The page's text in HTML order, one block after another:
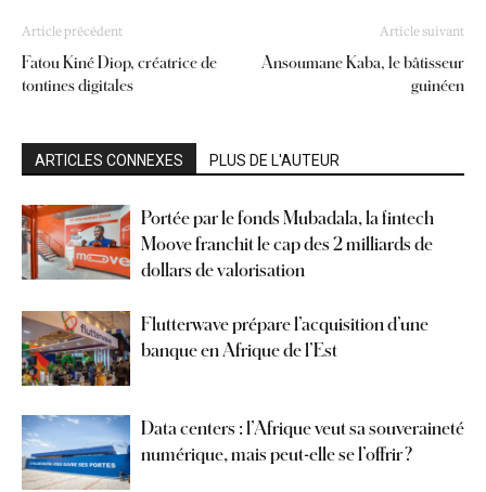
Article précédent
Fatou Kiné Diop, créatrice de
tontines digitales
Article suivant
Ansoumane Kaba, le bâtisseur
guinéen
ARTICLES CONNEXES PLUS DE L'AUTEUR
Portée par le fonds Mubadala, la fintech
Moove franchit le cap des 2 milliards de
dollars de valorisation
Flutterwave prépare l’acquisition d’une
banque en Afrique de l’Est
Data centers : l’Afrique veut sa souveraineté
numérique, mais peut-elle se l’offrir ?